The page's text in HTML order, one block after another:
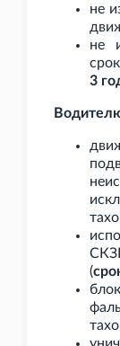
не
не
3
(